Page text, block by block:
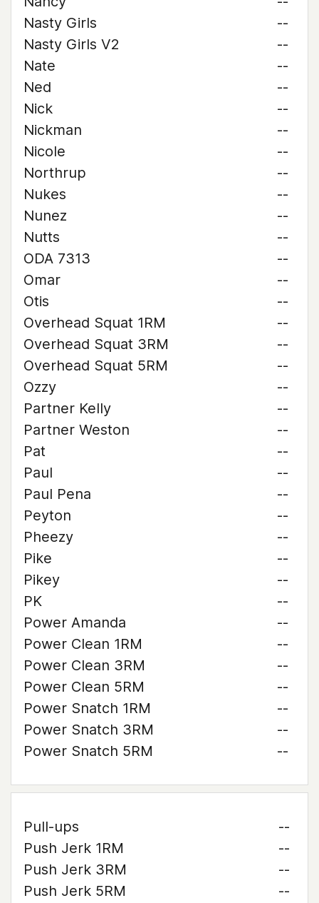
Nasty Girls
--
Nasty Girls V2
--
Nate
--
Ned
--
Nick
--
Nickman
--
Nicole
--
Northrup
--
Nukes
--
Nunez
--
Nutts
--
ODA 7313
--
Omar
--
Otis
--
Overhead Squat 1RM
--
Overhead Squat 3RM
--
Overhead Squat 5RM
--
Ozzy
--
Partner Kelly
--
Partner Weston
--
Pat
--
Paul
--
Paul Pena
--
Peyton
--
Pheezy
--
Pike
--
Pikey
--
PK
--
Power Amanda
--
Power Clean 1RM
--
Power Clean 3RM
--
Power Clean 5RM
--
Power Snatch 1RM
--
Power Snatch 3RM
--
Power Snatch 5RM
--
Pull-ups
--
Push Jerk 1RM
--
Push Jerk 3RM
--
Push Jerk 5RM
--